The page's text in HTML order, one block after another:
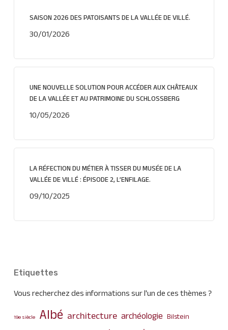
SAISON 2026 DES PATOISANTS DE LA VALLÉE DE VILLÉ.
30/01/2026
UNE NOUVELLE SOLUTION POUR ACCÉDER AUX CHÂTEAUX
DE LA VALLÉE ET AU PATRIMOINE DU SCHLOSSBERG
10/05/2026
LA RÉFECTION DU MÉTIER À TISSER DU MUSÉE DE LA
VALLÉE DE VILLÉ : ÉPISODE 2, L’ENFILAGE.
09/10/2025
Etiquettes
Vous recherchez des informations sur l'un de ces thèmes ?
19e siècle Albé architecture archéologie Bilstein